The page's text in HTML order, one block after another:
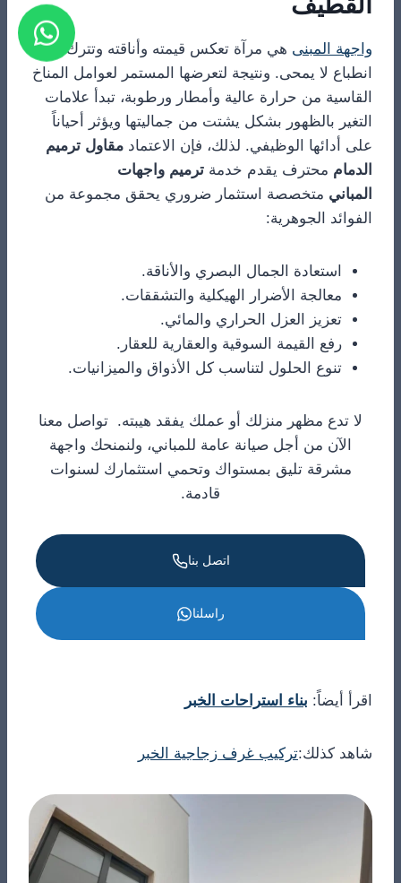
واجهة المبنى هي مرآة تعكس قيمته وأناقته وتترك
انطباع لا يمحى. ونتيجة لتعرضها المستمر لعوامل المناخ
القاسية من حرارة عالية وأمطار ورطوبة، تبدأ علامات
التغير بالظهور بشكل يشتت من جماليتها ويؤثر أحياناً
على أدائها الوظيفي. لذلك، فإن الاعتماد مقاول ترميم
الدمام محترف يقدم خدمة ترميم واجهات
المباني متخصصة استثمار ضروري يحقق مجموعة من
الفوائد الجوهرية:
استعادة الجمال البصري والأناقة.
معالجة الأضرار الهيكلية والتشققات.
تعزيز العزل الحراري والمائي.
رفع القيمة السوقية والعقارية للعقار.
تنوع الحلول لتناسب كل الأذواق والميزانيات.
لا تدع مظهر منزلك أو عملك يفقد هيبته. تواصل معنا
الآن من أجل صيانة عامة للمباني، ولنمنحك واجهة
مشرقة تليق بمستواك وتحمي استثمارك لسنوات
قادمة.
اتصل بنا
راسلنا
اقرأ أيضاً: بناء استراحات الخبر
شاهد كذلك:تركيب غرف زجاجية الخبر